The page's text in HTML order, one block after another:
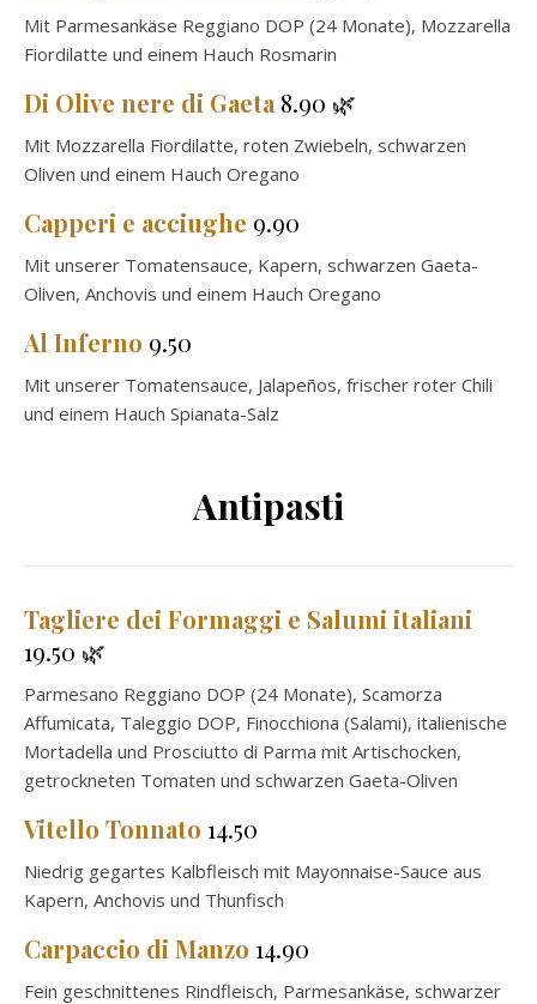
Mit Parmesankäse Reggiano DOP (24 Monate), Mozzarella
Fiordilatte und einem Hauch Rosmarin
Di Olive nere di Gaeta 8.90 🌿
Mit Mozzarella Fiordilatte, roten Zwiebeln, schwarzen
Oliven und einem Hauch Oregano
Capperi e acciughe 9.90
Mit unserer Tomatensauce, Kapern, schwarzen Gaeta-
Oliven, Anchovis und einem Hauch Oregano
Al Inferno 9.50
Mit unserer Tomatensauce, Jalapeños, frischer roter Chili
und einem Hauch Spianata-Salz
Antipasti
Tagliere dei Formaggi e Salumi italiani
19.50 🌿
Parmesano Reggiano DOP (24 Monate), Scamorza
Affumicata, Taleggio DOP, Finocchiona (Salami), italienische
Mortadella und Prosciutto di Parma mit Artischocken,
getrockneten Tomaten und schwarzen Gaeta-Oliven
Vitello Tonnato 14.50
Niedrig gegartes Kalbfleisch mit Mayonnaise-Sauce aus
Kapern, Anchovis und Thunfisch
Carpaccio di Manzo 14.90
Fein geschnittenes Rindfleisch, Parmesankäse, schwarzer